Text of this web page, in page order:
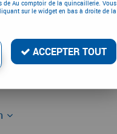
€ TTC
de Au comptoir de la quincaillerie. Vous
sur le widget en bas à droite de la
ACCEPTER TOUT